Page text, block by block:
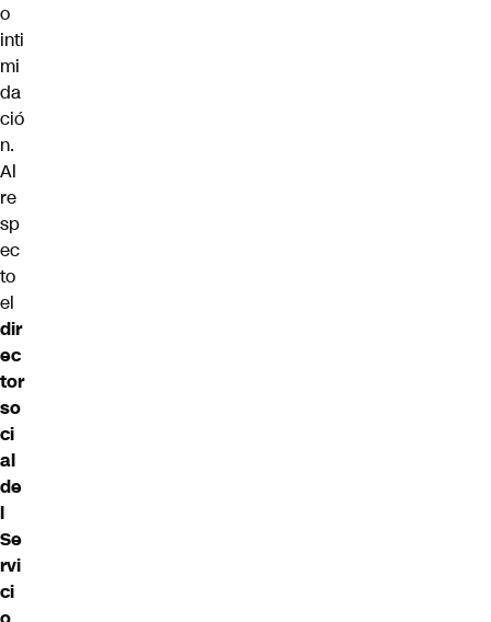
o
inti
mi
da
ció
n.
Al
re
sp
ec
to
el
dir
ec
tor
so
ci
al
de
l
Se
rvi
ci